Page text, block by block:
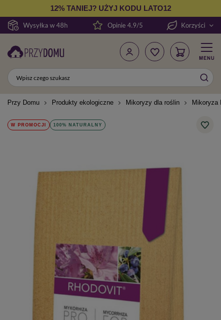
Wysyłka w 48h
12% TANIEJ? UŻYJ KODU LATO12
Opinie 4.9/5 Korzyści
Przy Domu Produkty ekologiczne Mikoryzy dla roślin Mikoryza
W PROMOCJI 100% NATURALNY